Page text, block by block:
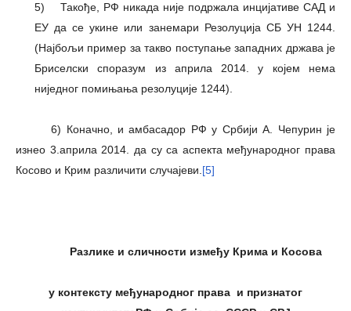
5) Такође, РФ никада није подржала инцијативе САД и
ЕУ да се укине или занемари Резолуција СБ УН 1244.
(Најбољи пример за такво поступање западних држава је
Бриселски споразум из априла 2014. у којем нема
ниједног помињања резолуције 1244).
6) Коначно, и амбасадор РФ у Србији А. Чепурин је
изнео 3.априла 2014. да су са аспекта међународног права
Косово и Крим различити случајеви. [5]
Разлике и сличности између Крима и Косова
у контексту међународног права и признатог